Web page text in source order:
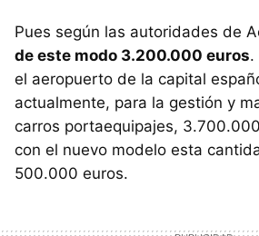
Pues según las autoridades de
de este modo 3.200.000 euros.
el aeropuerto de la capital
actualmente, para la gestión y
carros portaequipajes,
con el nuevo modelo esta
500.000 euros.